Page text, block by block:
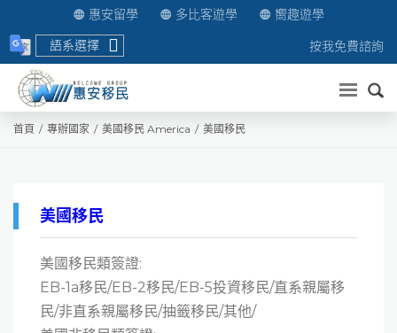
惠安留學 多比客遊學
嚮趣遊學
語系選擇
按我免費諮詢
送出
首頁 專辦國家 美國移民 America 美國移民
美國移民
美國移民類簽證:
EB-1a移民/EB-2移民/EB-5投資移民/直系親屬移
民/非直系親屬移民/抽籤移民/其他/